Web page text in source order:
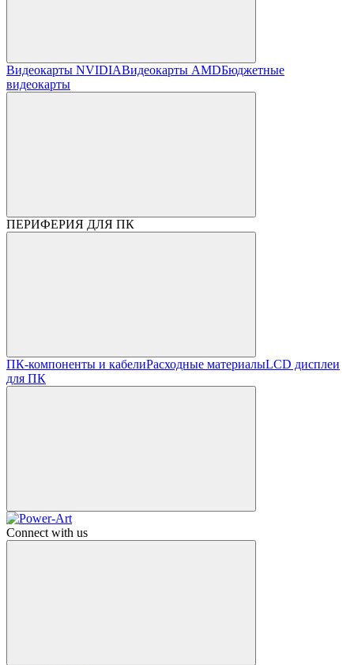
Видеокарты NVIDIAВидеокарты AMDБюджетные
видеокарты
ПЕРИФЕРИЯ ДЛЯ ПК
ПК-компоненты и кабелиРасходные материалыLCD дисплеи
для ПК
Connect with us